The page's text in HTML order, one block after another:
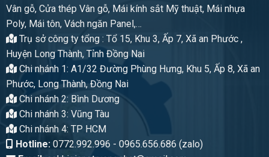
Vân gỗ, Cửa thép Vân gỗ, Mái kính sắt Mỹ thuật, Mái nhựa
Poly, Mái tôn, Vách ngăn Panel,…
Trụ sở công ty tổng : Tổ 15, Khu 3, Ấp 7, Xã an Phước ,
Huyện Long Thành, Tỉnh Đồng Nai
Chi nhánh 1: A1/32 Đường Phùng Hưng, Khu 5, Ấp 8, Xã an
Phước, Long Thành, Đồng Nai
Chi nhánh 2: Bình Dương
Chi nhánh 3: Vũng Tàu
Chi nhánh 4: TP HCM
Hotline:0772.992.996 - 0965.656.686 (zalo)